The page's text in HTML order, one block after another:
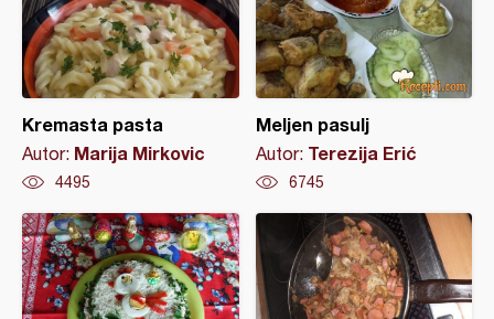
Kremasta pasta
Autor: Marija Mirkovic
4495
Meljen pasulj
Autor: Terezija Erić
6745